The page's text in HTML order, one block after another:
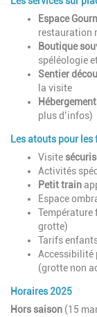
Espace
restauration
Boutique
spéléologie
Sentier
la visite
plus d’infos)
Les atouts pour
Visite
Activités
Petit train
Espace
Température
grotte)
Tarifs
Accessibilité
(grotte non
Horaires 2025
Hors saison (15